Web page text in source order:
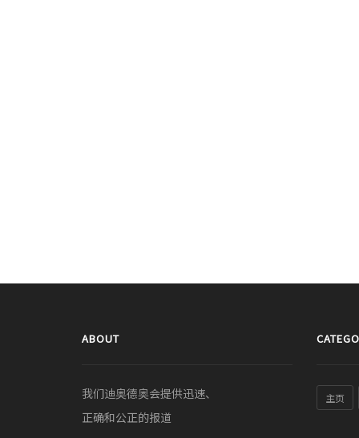
ABOUT
我们迪奥德奥会提供迅速、
正确和公正的报道
主页